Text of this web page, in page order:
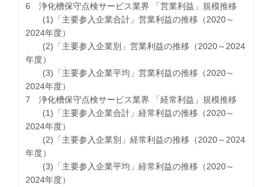
6 浄化槽保守点検サービス業界 「営業利益」規模推移
(1)「主要参入企業合計」営業利益の推移（2020～
2024年度）
(2)「主要参入企業別」営業利益の推移（2020～2024
年度）
(3)「主要参入企業平均」営業利益の推移（2020～
2024年度）
7 浄化槽保守点検サービス業界 「経常利益」規模推移
(1)「主要参入企業合計」経常利益の推移（2020～
2024年度）
(2)「主要参入企業別」経常利益の推移（2020～2024
年度）
(3)「主要参入企業平均」経常利益の推移（2020～
2024年度）